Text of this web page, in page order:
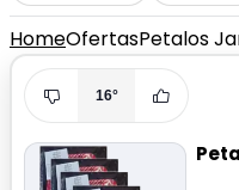
HomeOfertasPetalos
16°